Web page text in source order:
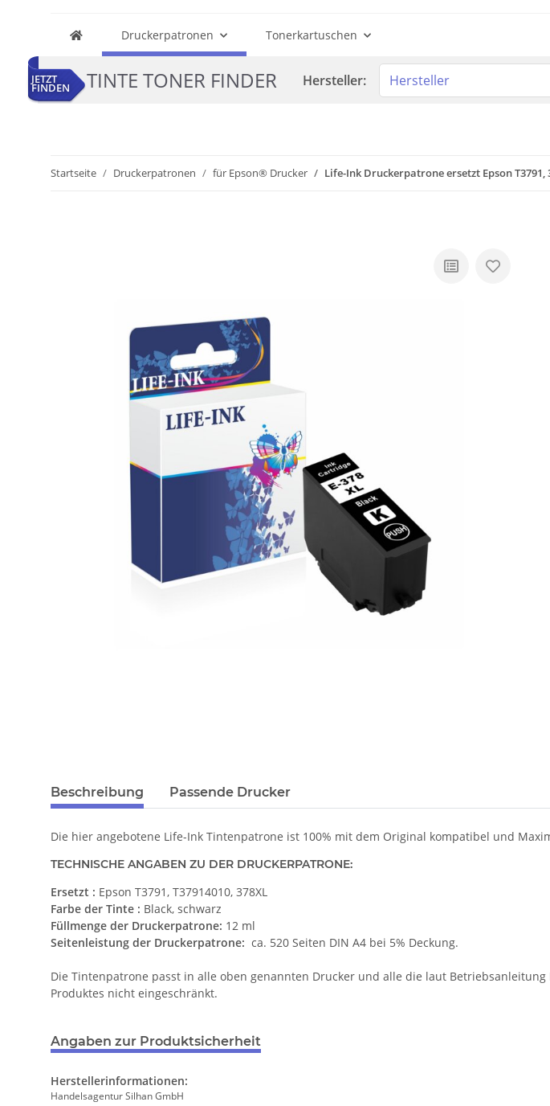
Druckerpatronen Tonerkartuschen
JETZT
FINDEN TINTE TONER FINDER Hersteller:
Startseite Druckerpatronen für Epson® Drucker Life-Ink Druckerpatrone ersetzt Epson T3791,
Beschreibung Passende Drucker
Die hier angebotene Life-Ink Tintenpatrone ist 100% mit dem Original kompatibel und
TECHNISCHE ANGABEN ZU DER DRUCKERPATRONE:
Ersetzt : Epson T3791, T37914010, 378XL
Farbe der Tinte : Black, schwarz
Füllmenge der Druckerpatrone: 12 ml
Seitenleistung der Druckerpatrone: ca. 520 Seiten DIN A4 bei 5% Deckung.
Die Tintenpatrone passt in alle oben genannten Drucker und alle die laut Betriebsanleitung
Produktes nicht eingeschränkt.
Angaben zur Produktsicherheit
Herstellerinformationen:
Handelsagentur Silhan GmbH